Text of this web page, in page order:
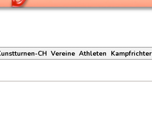
CH Vereine Athleten Kampfrichter